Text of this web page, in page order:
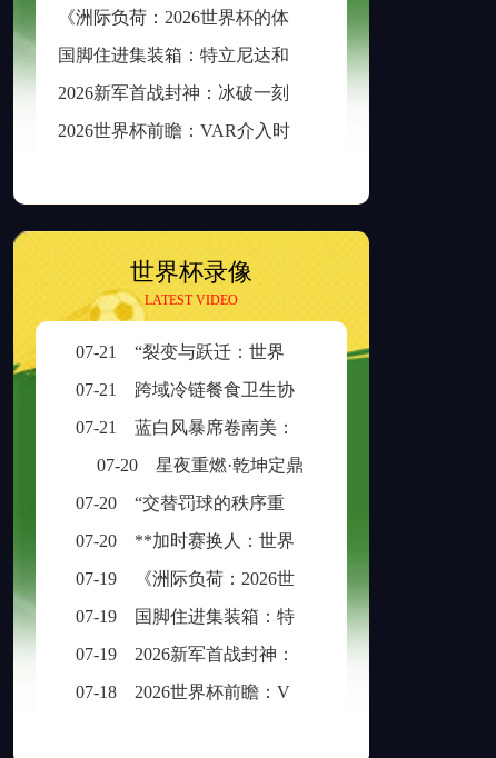
世界杯录像
LATEST VIDEO
07-21
“裂变与跃迁：世界杯扩容时代的边缘崛起与新秩序重塑”
07-21
跨域冷链餐食卫生协同治理：美加墨检疫规则分歧与制度融合策略
07-21
蓝白风暴席卷南美：阿根廷三日不眠，足球王座再耀大陆
07-20
星夜重燃·乾坤定鼎
07-20
“交替罚球的秩序重构：ABBA规则在世界杯中的逻辑困境与制度再平衡”
07-20
**加时赛换人：世界杯生死局的隐形胜负手**
07-19
《洲际负荷：2026世界杯的体能革命与竞技边界重构》
07-19
国脚住进集装箱：特立尼达和多巴哥世界杯备战营地引争议
07-19
2026新军首战封神：冰破一刻，传奇已生
07-18
2026世界杯前瞻：VAR介入时长与判罚时效性的权衡之道